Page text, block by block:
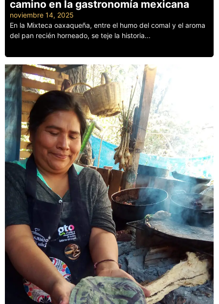
camino en la gastronomía mexicana
noviembre 14, 2025
En la Mixteca oaxaqueña, entre el humo del comal y el aroma
del pan recién horneado, se teje la historia...